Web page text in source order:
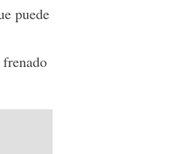
puede